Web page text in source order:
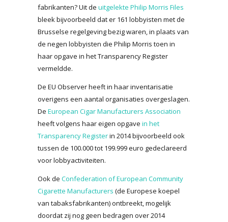
fabrikanten? Uit de uitgelekte Philip Morris Files
bleek bijvoorbeeld dat er 161 lobbyisten met de
Brusselse regelgeving bezig waren, in plaats van
de negen lobbyisten die Philip Morris toen in
haar opgave in het Transparency Register
vermeldde.
De EU Observer heeft in haar inventarisatie
overigens een aantal organisaties overgeslagen.
De European Cigar Manufacturers Association
heeft volgens haar eigen opgave in het
Transparency Registerin 2014 bijvoorbeeld ook
tussen de 100.000 tot 199.999 euro gedeclareerd
voor lobbyactiviteiten.
Ook de Confederation of European Community
Cigarette Manufacturers (de Europese koepel
van tabaksfabrikanten) ontbreekt, mogelijk
doordat zij nog geen bedragen over 2014